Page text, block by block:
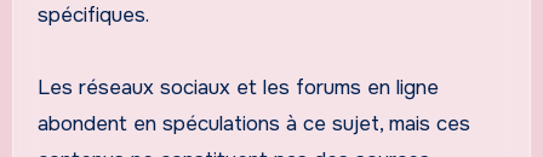
spécifiques.
Les réseaux sociaux et les forums en ligne
abondent en spéculations à ce sujet, mais ces